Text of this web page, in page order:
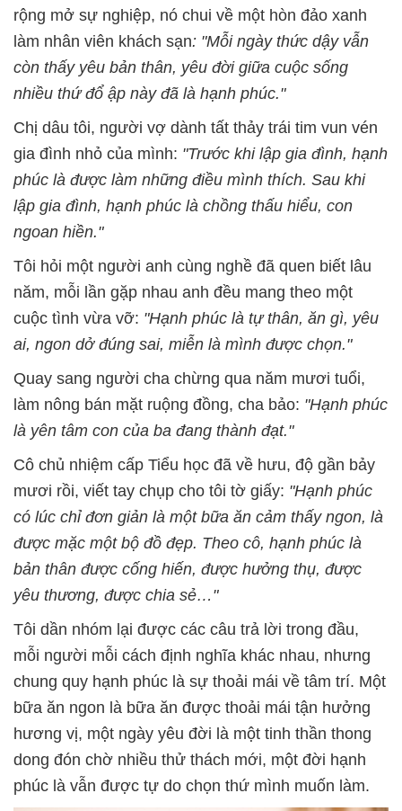
rộng mở sự nghiệp, nó chui về một hòn đảo xanh
làm nhân viên khách sạn: "Mỗi ngày thức dậy vẫn
còn thấy yêu bản thân, yêu đời giữa cuộc sống
nhiều thứ đổ ập này đã là hạnh phúc."
Chị dâu tôi, người vợ dành tất thảy trái tim vun vén
gia đình nhỏ của mình: "Trước khi lập gia đình, hạnh
phúc là được làm những điều mình thích. Sau khi
lập gia đình, hạnh phúc là chồng thấu hiểu, con
ngoan hiền."
Tôi hỏi một người anh cùng nghề đã quen biết lâu
năm, mỗi lần gặp nhau anh đều mang theo một
cuộc tình vừa vỡ: "Hạnh phúc là tự thân, ăn gì, yêu
ai, ngon dở đúng sai, miễn là mình được chọn."
Quay sang người cha chừng qua năm mươi tuổi,
làm nông bán mặt ruộng đồng, cha bảo: "Hạnh phúc
là yên tâm con của ba đang thành đạt."
Cô chủ nhiệm cấp Tiểu học đã về hưu, độ gần bảy
mươi rồi, viết tay chụp cho tôi tờ giấy: "Hạnh phúc
có lúc chỉ đơn giản là một bữa ăn cảm thấy ngon, là
được mặc một bộ đồ đẹp. Theo cô, hạnh phúc là
bản thân được cống hiến, được hưởng thụ, được
yêu thương, được chia sẻ…"
Tôi dần nhóm lại được các câu trả lời trong đầu,
mỗi người mỗi cách định nghĩa khác nhau, nhưng
chung quy hạnh phúc là sự thoải mái về tâm trí. Một
bữa ăn ngon là bữa ăn được thoải mái tận hưởng
hương vị, một ngày yêu đời là một tinh thần thong
dong đón chờ nhiều thử thách mới, một đời hạnh
phúc là vẫn được tự do chọn thứ mình muốn làm.